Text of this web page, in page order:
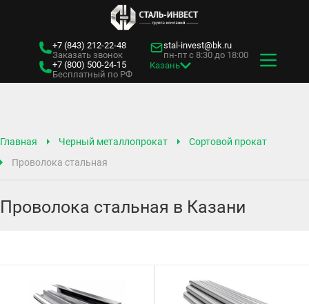
+7 (843) 212-22-48
Заказать звонок
+7 (800) 500-24-15
Бесплатный по РФ
stal-invest@bk.ru
пн-пт с 8:30 до 18:00
Казань
Главная Черный металлопрокат
Сортовой прокат
Проволока стальная
Проволока стальная в Казани